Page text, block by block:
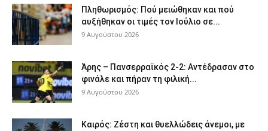
Πληθωρισμός: Πού μειώθηκαν και πού
αυξήθηκαν οι τιμές τον Ιούλιο σε...
9 Αυγούστου 2026
Άρης – Πανσερραϊκός 2-2: Αντέδρασαν στο
φινάλε και πήραν τη φιλική...
9 Αυγούστου 2026
Καιρός: Ζέστη και θυελλώδεις άνεμοι, με